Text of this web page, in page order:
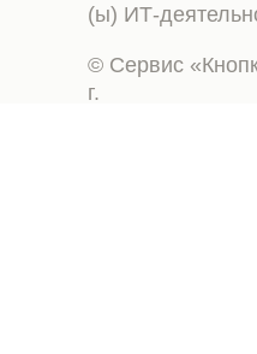
(ы) ИТ-
© Сервис
г.